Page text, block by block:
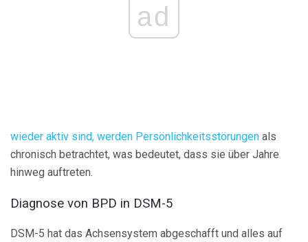
ad
wieder aktiv sind, werden Persönlichkeitsstörungen als
chronisch betrachtet, was bedeutet, dass sie über Jahre
hinweg auftreten.
Diagnose von BPD in DSM-5
DSM-5 hat das Achsensystem abgeschafft und alles auf